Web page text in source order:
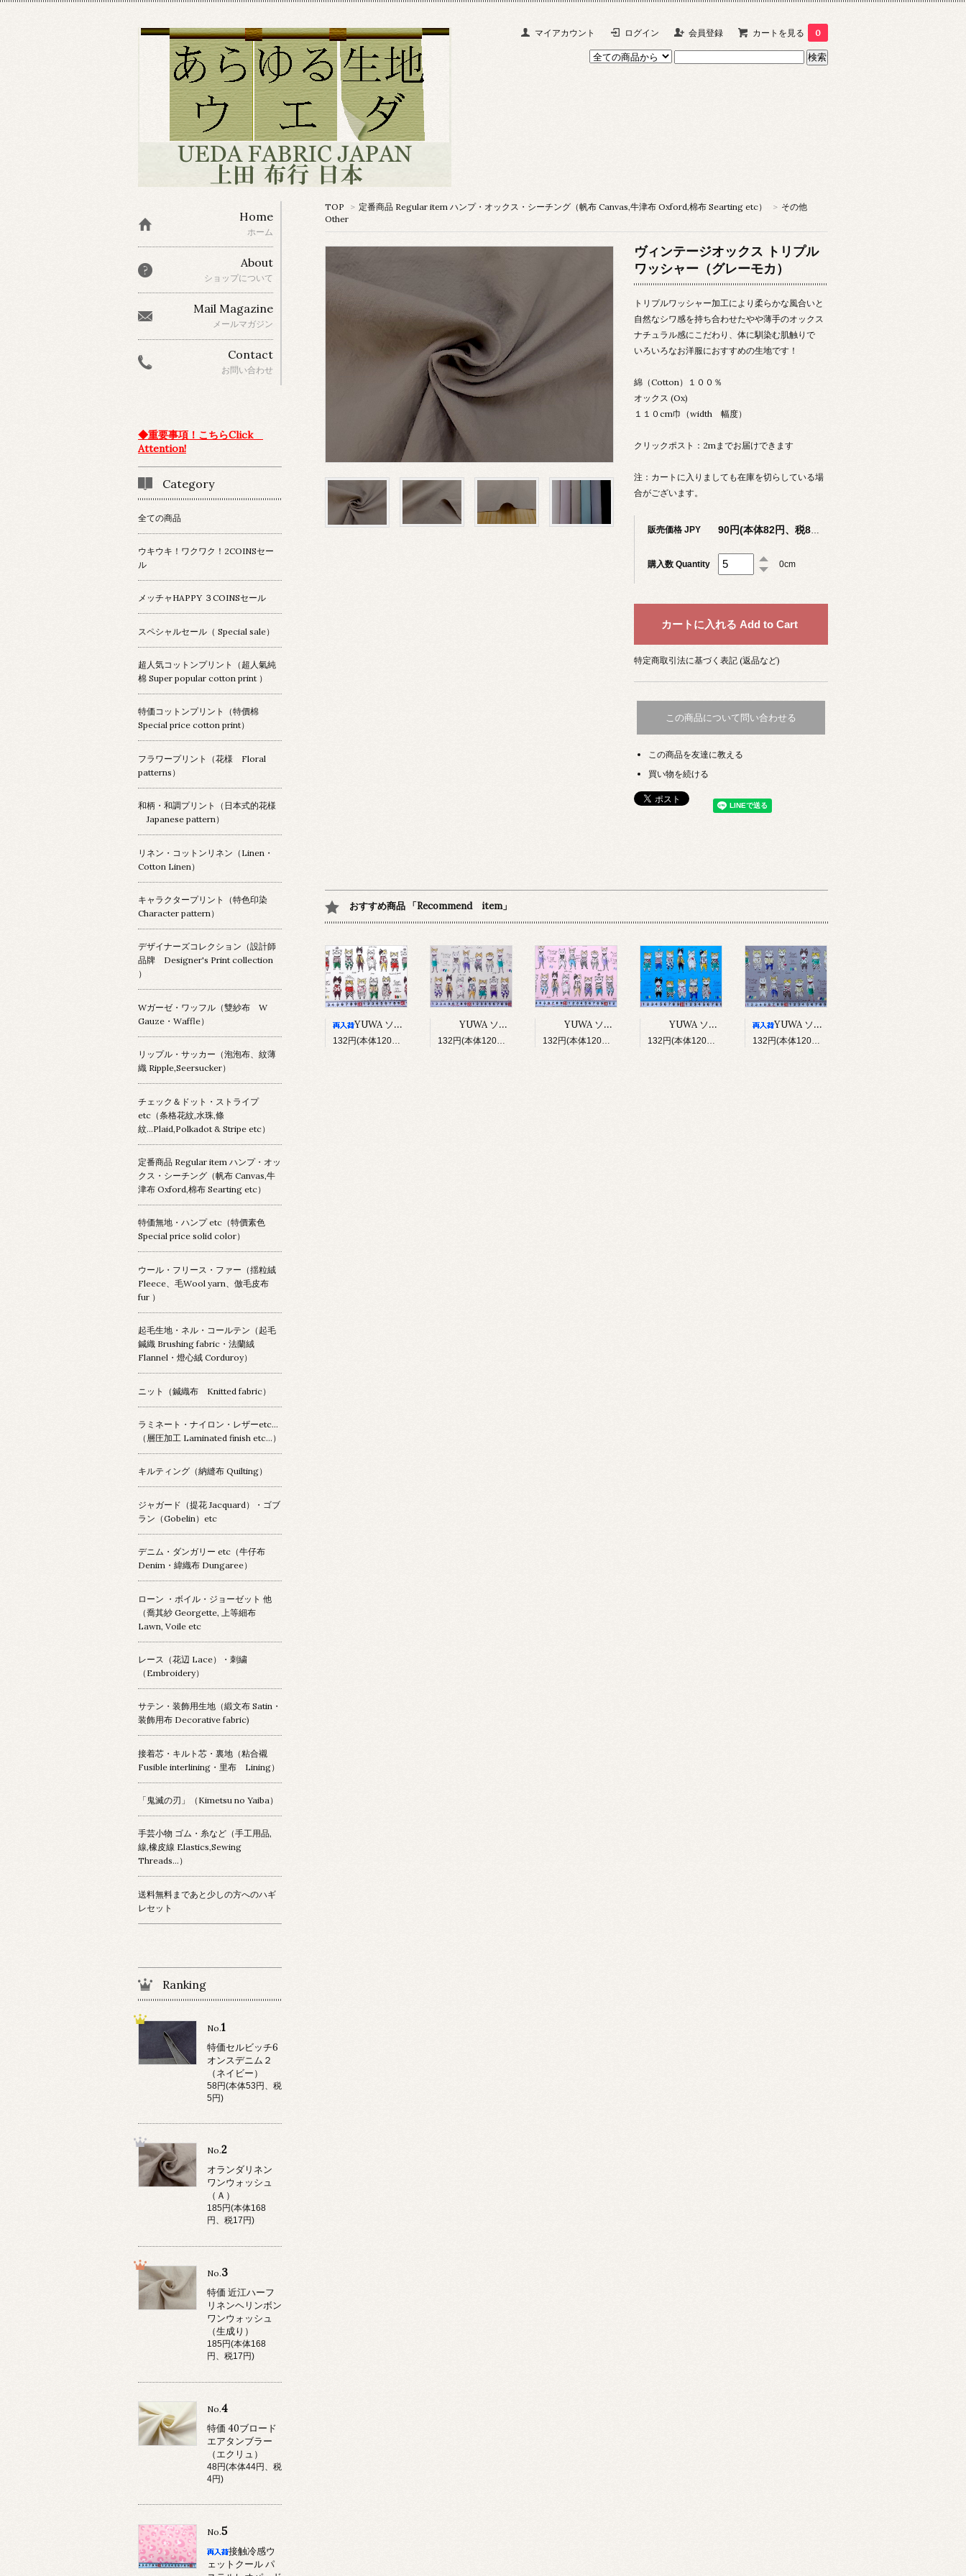
マイアカウント ログイン 会員登録 カートを見る 0
TOP > 定番商品 Regular item ハンプ・オックス・シーチング（帆布 Canvas,牛津布 Oxford,棉布 Searting etc） > その他
Other
ヴィンテージオックス トリプル
ワッシャー（グレーモカ）
トリプルワッシャー加工により柔らかな風合いと
自然なシワ感を持ち合わせたやや薄手のオックス
ナチュラル感にこだわり、体に馴染む肌触りで
いろいろなお洋服におすすめの生地です！
綿（Cotton）１００％
オックス (Ox)
１１０cm巾（width 幅度）
クリックポスト：2mまでお届けできます
注：カートに入りましても在庫を切らしている場
合がございます。
販売価格 JPY
購入数 Quantity 0cm
特定商取引法に基づく表記 (返品など)
この商品について問い合わせる
この商品を友達に教える
買い物を続ける
おすすめ商品 「Recommend item」
YUWA ソバカスキッズ Rough sketch（アイボリー）
132円(本体120円、税12円)
YUWA ソバカスキッズ Rough sketch（ライトグレージュ）
132円(本体120円、税12円)
YUWA ソバカスキッズ Rough sketch（ライトピンク）
132円(本体120円、税12円)
YUWA ソバカスキッズ Rough sketch（ブルー）
132円(本体120円、税12円)
YUWA ソバカスキッズ Rough sketch（グレー）
132円(本体120円、税12円)
Home
ホーム
About
ショップについて
Mail Magazine
メールマガジン
Contact
お問い合わせ
◆重要事項！こちらClick
Attention!
Category
全ての商品
ウキウキ！ワクワク！2COINSセー
ル
メッチャHAPPY ３COINSセール
スペシャルセール（ Special sale）
超人気コットンプリント（超人氣純
棉 Super popular cotton print ）
特価コットンプリント（特價棉
Special price cotton print）
フラワープリント（花様 Floral
patterns）
和柄・和調プリント（日本式的花様
Japanese pattern）
リネン・コットンリネン（Linen・
Cotton Linen）
キャラクタープリント（特色印染
Character pattern）
デザイナーズコレクション（設計師
品牌 Designer's Print collection
）
Wガーゼ・ワッフル（雙紗布 W
Gauze・Waffle）
リップル・サッカー（泡泡布、紋薄
織 Ripple,Seersucker）
チェック＆ドット・ストライプ
etc（条格花紋,水珠,條
紋...Plaid,Polkadot & Stripe etc）
定番商品 Regular item ハンプ・オッ
クス・シーチング（帆布 Canvas,牛
津布 Oxford,棉布 Searting etc）
特価無地・ハンプ etc（特價素色
Special price solid color）
ウール・フリース・ファー（揺粒絨
Fleece、毛Wool yarn、倣毛皮布
fur ）
起毛生地・ネル・コールテン（起毛
鍼織 Brushing fabric・法蘭絨
Flannel・燈心絨 Corduroy）
ニット（鍼織布 Knitted fabric）
ラミネート・ナイロン・レザーetc…
（層圧加工 Laminated finish etc…）
キルティング（納縫布 Quilting）
ジャガード（提花 Jacquard）・ゴブ
ラン（Gobelin）etc
デニム・ダンガリー etc（牛仔布
Denim・緯織布 Dungaree）
ローン ・ボイル・ジョーゼット 他
（喬其紗 Georgette, 上等細布
Lawn, Voile etc
レース（花辺 Lace）・刺繍
（Embroidery）
サテン・装飾用生地（緞文布 Satin・
装飾用布 Decorative fabric)
接着芯・キルト芯・裏地（粘合襯
Fusible interlining・里布 Lining）
「鬼滅の刃」（Kimetsu no Yaiba）
手芸小物 ゴム・糸など（手工用品,
線,橡皮線 Elastics,Sewing
Threads...）
送料無料まであと少しの方へのハギ
レセット
Ranking
No.1
特価セルビッチ6
オンスデニム２
（ネイビー）
58円(本体53円、税
5円)
No.2
オランダリネン
ワンウォッシュ
（Ａ）
185円(本体168
円、税17円)
No.3
特価 近江ハーフ
リネンヘリンボン
ワンウォッシュ
（生成り）
185円(本体168
円、税17円)
No.4
特価 40ブロード
エアタンブラー
（エクリュ）
48円(本体44円、税
4円)
No.5
接触冷感ウ
ェットクール パ